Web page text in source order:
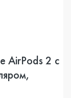
AirPods 2 с